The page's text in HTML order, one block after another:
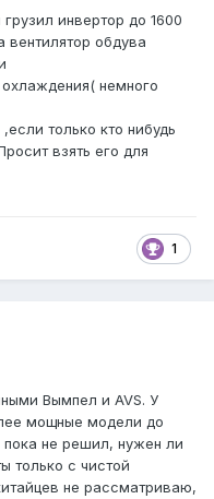
инвертор до 1600
вентилятор обдува
немного
только кто нибудь
взять его для
1
Вымпел и AVS. У
мощные модели до
пока не решил, нужен ли
только с чистой
не рассматриваю,